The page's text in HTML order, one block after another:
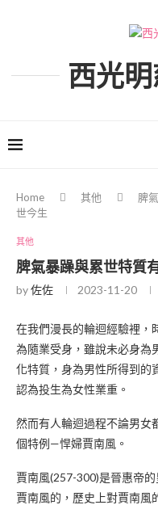
西光
Home 其他
脾
世今生
其他
脾氣暴躁與累世特質
by佐佐 2023-11-20
在我們漫長的輪迴經驗裡，
為隨業受身，雖說未必身為
化特質，身為男性所得到的
認為投生為女性業重。
然而有人輪迴過程不論男女
個特例—悍婦賈南風。
賈南風(257-300)是晉惠帝
賈南風的，歷史上對賈南風